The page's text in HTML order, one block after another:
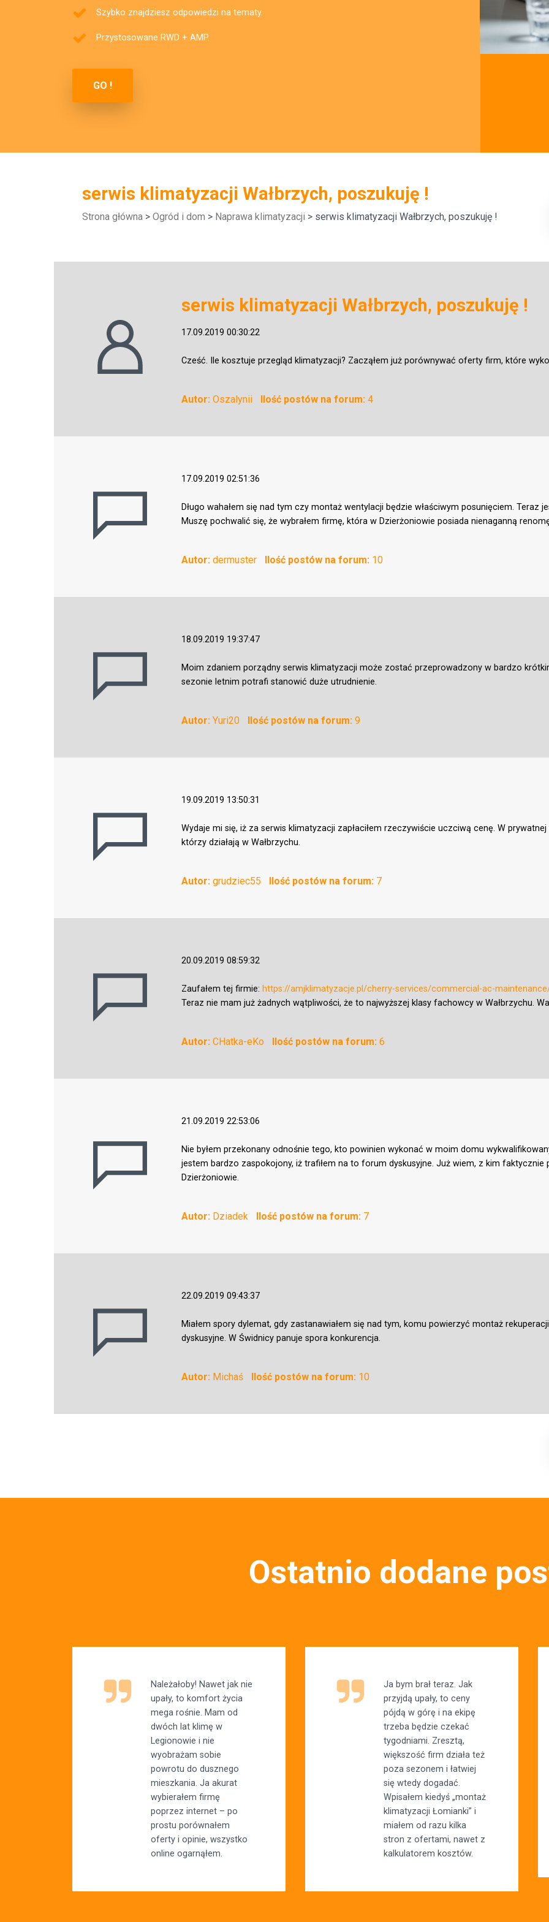
Szybko znajdziesz odpowiedzi na tematy.
Przystosowane RWD + AMP.
GO !
serwis klimatyzacji Wałbrzych, poszukuję !
Strona główna > Ogród i dom > Naprawa klimatyzacji > serwis klimatyzacji Wałbrzych, poszukuję !
serwis klimatyzacji Wałbrzych, poszukuję !
17.09.2019 00:30:22
Cześć. Ile kosztuje przegląd klimatyzacji? Zacząłem już porównywać oferty firm, które
Autor: Oszalynii Ilość postów na forum:4
17.09.2019 02:51:36
Długo wahałem się nad tym czy montaż wentylacji będzie właściwym posunięciem. Teraz
Muszę pochwalić się, że wybrałem firmę, która w Dzierżoniowie posiada nienaganną
Autor: dermuster Ilość postów na forum:10
18.09.2019 19:37:47
Moim zdaniem porządny serwis klimatyzacji może zostać przeprowadzony w bardzo
sezonie letnim potrafi stanowić duże utrudnienie.
Autor: Yuri20 Ilość postów na forum:9
19.09.2019 13:50:31
Wydaje mi się, iż za serwis klimatyzacji zapłaciłem rzeczywiście uczciwą cenę. W
którzy działają w Wałbrzychu.
Autor: grudziec55 Ilość postów na forum:7
20.09.2019 08:59:32
Zaufałem tej firmie: https://amjklimatyzacje.pl/cherry-services/commercial-ac-
Teraz nie mam już żadnych wątpliwości, że to najwyższej klasy fachowcy w Wałbrzychu.
Autor: CHatka-eKo Ilość postów na forum:6
21.09.2019 22:53:06
Nie byłem przekonany odnośnie tego, kto powinien wykonać w moim domu
jestem bardzo zaspokojony, iż trafiłem na to forum dyskusyjne. Już wiem, z kim faktycznie
Dzierżoniowie.
Autor: Dziadek Ilość postów na forum:7
22.09.2019 09:43:37
Miałem spory dylemat, gdy zastanawiałem się nad tym, komu powierzyć montaż
dyskusyjne. W Świdnicy panuje spora konkurencja.
Autor: Michaś Ilość postów na forum:10
Ostatnio dodane
Należałoby! Nawet jak nie
upały, to komfort życia
mega rośnie. Mam od
dwóch lat klimę w
Legionowie i nie
wyobrażam sobie
powrotu do dusznego
mieszkania. Ja akurat
wybierałem firmę
poprzez internet – po
prostu porównałem
oferty i opinie, wszystko
online ogarnąłem.
Ja bym brał teraz. Jak
przyjdą upały, to ceny
pójdą w górę i na ekipę
trzeba będzie czekać
tygodniami. Zresztą,
większość firm działa też
poza sezonem i łatwiej
się wtedy dogadać.
Wpisałem kiedyś „montaż
klimatyzacji Łomianki” i
miałem od razu kilka
stron z ofertami, nawet z
kalkulatorem kosztów.